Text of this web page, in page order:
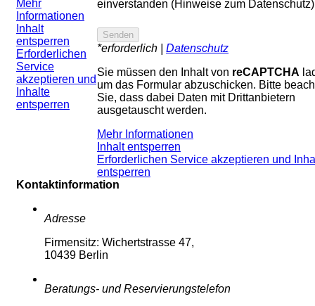
Mehr
Informationen
Inhalt
entsperren
Erforderlichen
Service
akzeptieren und
Inhalte
entsperren
einverstanden (Hinweise zum Datenschutz)
*erforderlich | Datenschutz
Sie müssen den Inhalt von reCAPTCHA
um das Formular abzuschicken. Bitte
Sie, dass dabei Daten mit Drittanbietern
ausgetauscht werden.
Mehr Informationen
Inhalt entsperren
Erforderlichen Service akzeptieren und
entsperren
Kontaktinformation
Adresse
Firmensitz: Wichertstrasse 47,
10439 Berlin
Beratungs- und Reservierungstelefon